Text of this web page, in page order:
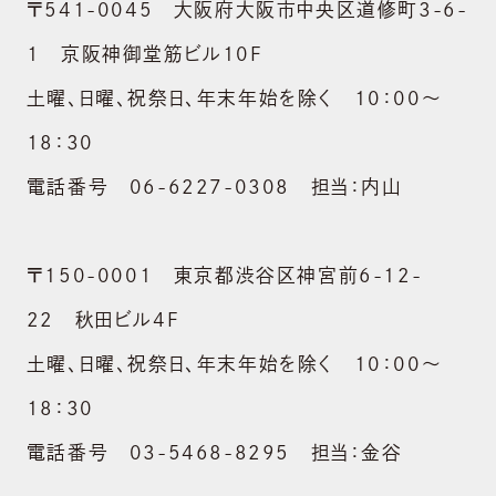
〒541-0045 大阪府大阪市中央区道修町3-6-
1 京阪神御堂筋ビル10F
土曜、日曜、祝祭日、年末年始を除く 10：00～
18：30
電話番号 06-6227-0308 担当：内山
〒150-0001 東京都渋谷区神宮前6-12-
22 秋田ビル4F
土曜、日曜、祝祭日、年末年始を除く 10：00～
18：30
電話番号 03-5468-8295 担当：金谷